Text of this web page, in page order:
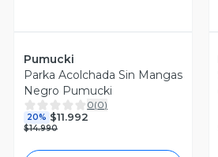
Pumucki
Parka Acolchada Sin Mangas
Negro Pumucki
0(0)
20% $11.992
$14.990